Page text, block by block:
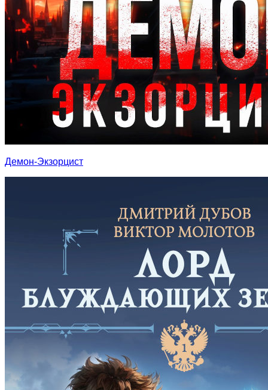
Демон-Экзорцист